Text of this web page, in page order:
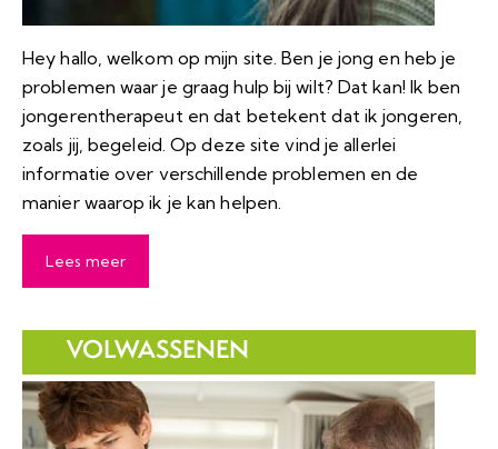
Hey hallo, welkom op mijn site. Ben je jong en heb je
problemen waar je graag hulp bij wilt? Dat kan! Ik ben
jongerentherapeut en dat betekent dat ik jongeren,
zoals jij, begeleid. Op deze site vind je allerlei
informatie over verschillende problemen en de
manier waarop ik je kan helpen.
Lees meer
VOLWASSENEN